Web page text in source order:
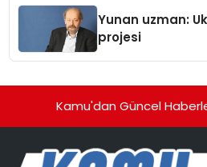
Yunan uzman:
projesi
Kamu'dan Güncel